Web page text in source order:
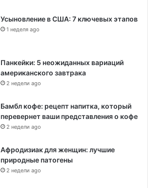
Усыновление в США: 7 ключевых этапов
1 неделя ago
Панкейки: 5 неожиданных вариаций
американского завтрака
2 недели ago
Бамбл кофе: рецепт напитка, который
перевернет ваши представления о кофе
2 недели ago
Афродизиак для женщин: лучшие
природные патогены
2 недели ago